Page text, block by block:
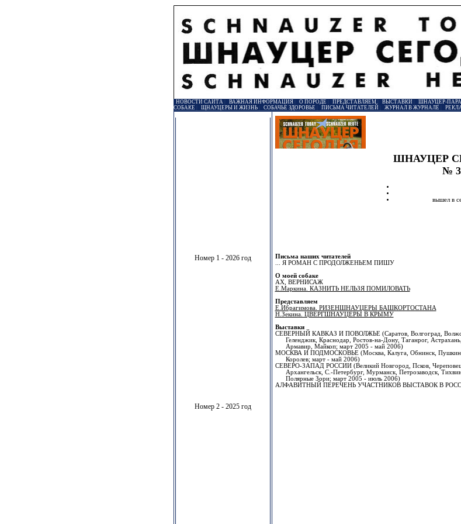
НОВОСТИ САЙТА| ВАЖНАЯ ИНФОРМАЦИЯ| О ПОРОДЕ ПРЕДСТАВЛЯЕМ| ВЫСТАВКИ ШНАУЦЕР-
СОБАКЕ
ЩНАУЦЕРЫ И ЖИЗНЬ| СОБАЧЬЕ ЗДОРОВЬЕ ПИСЬМА ЧИТАТЕЛЕЙ ЖУРНАЛ В ЖУРНАЛЕ
Номер 1 - 2026 год
Номер 2 - 2025 год
ШНАУЦЕР
№
вышел в
Письма наших читателей
... Я РОМАН С ПРОДОЛЖЕНЬЕМ ПИШУ
О моей собаке
АХ, ВЕРНИСАЖ
Е.Маркина. КАЗНИТЬ НЕЛЬЗЯ ПОМИЛОВАТЬ
Представляем
Е.Ибрагимова. РИЗЕНШНАУЦЕРЫ БАШКОРТОСТАНА
Н.Зекина. ЦВЕРГШНАУЦЕРЫ В КРЫМУ
Выставки
СЕВЕРНЫЙ КАВКАЗ И ПОВОЛЖЬЕ (Саратов, Волгоград,
Геленджик, Краснодар, Ростов-на-Дону, Таганрог, Астрахань,
Армавир, Майкоп; март 2005 - май 2006)
МОСКВА И ПОДМОСКОВЬЕ (Москва, Калуга, Обнинск,
Королев; март - май 2006)
СЕВЕРО-ЗАПАД РОССИИ (Великий Новгород, Псков,
Архангельск, С.-Петербург, Мурманск, Петрозаводск,
Полярные Зори; март 2005 - июль 2006)
АЛФАВИТНЫЙ ПЕРЕЧЕНЬ УЧАСТНИКОВ ВЫСТАВОК В